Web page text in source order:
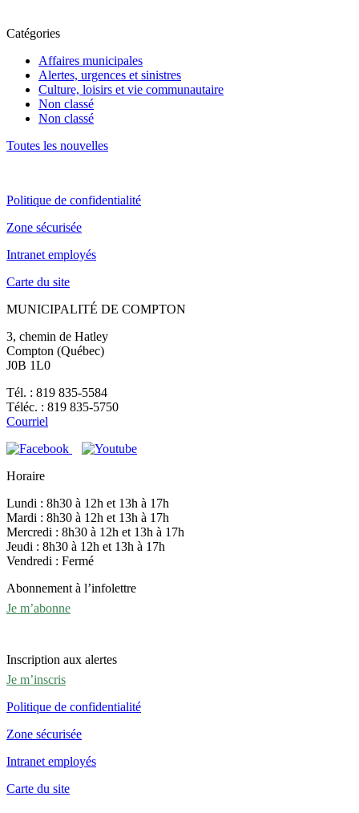
Catégories
Affaires municipales
Alertes, urgences et sinistres
Culture, loisirs et vie communautaire
Non classé
Non classé
Toutes les nouvelles
Politique de confidentialité
Zone sécurisée
Intranet employés
Carte du site
MUNICIPALITÉ DE COMPTON
3, chemin de Hatley
Compton (Québec)
J0B 1L0
Tél. : 819 835-5584
Téléc. : 819 835-5750
Courriel
Horaire
Lundi : 8h30 à 12h et 13h à 17h
Mardi : 8h30 à 12h et 13h à 17h
Mercredi : 8h30 à 12h et 13h à 17h
Jeudi : 8h30 à 12h et 13h à 17h
Vendredi : Fermé
Abonnement à l’infolettre
Je m’abonne
Inscription aux alertes
Je m’inscris
Politique de confidentialité
Zone sécurisée
Intranet employés
Carte du site